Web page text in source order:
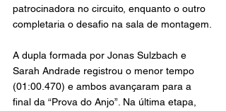
patrocinadora no circuito, enquanto o outro
completaria o desafio na sala de montagem.
A dupla formada por Jonas Sulzbach e
Sarah Andrade registrou o menor tempo
(01:00.470) e ambos avançaram para a
final da “Prova do Anjo”. Na última etapa,